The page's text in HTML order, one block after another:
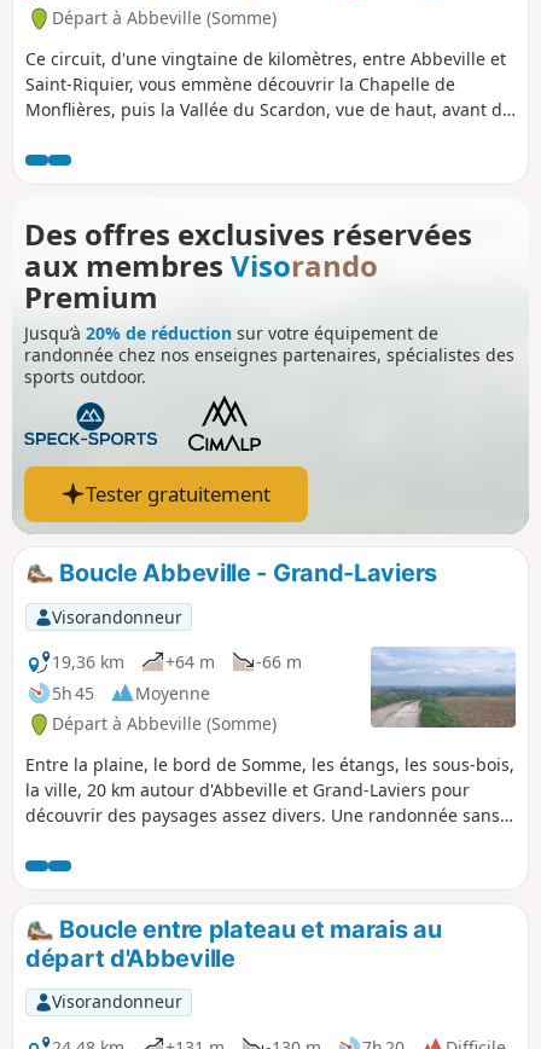
Départ à Abbeville (Somme)
Ce circuit, d'une vingtaine de kilomètres, entre Abbeville et
Saint-Riquier, vous emmène découvrir la Chapelle de
Monflières, puis la Vallée du Scardon, vue de haut, avant de
Des offres exclusives réservées
aux membres Visorando
Premium
Jusqu’à 20% de réduction sur votre équipement de
randonnée chez nos enseignes partenaires, spécialistes des
sports outdoor.
Tester gratuitement
Boucle Abbeville - Grand-Laviers
Visorandonneur
19,36 km
+64 m
-66 m
5h 45
Moyenne
Départ à Abbeville (Somme)
Entre la plaine, le bord de Somme, les étangs, les sous-bois,
la ville, 20 km autour d'Abbeville et Grand-Laviers pour
découvrir des paysages assez divers. Une randonnée sans
printemps (ou de toute autre saison pourvu que vous soyez
équipé en conséquence).
Boucle entre plateau et marais au
départ d'Abbeville
Visorandonneur